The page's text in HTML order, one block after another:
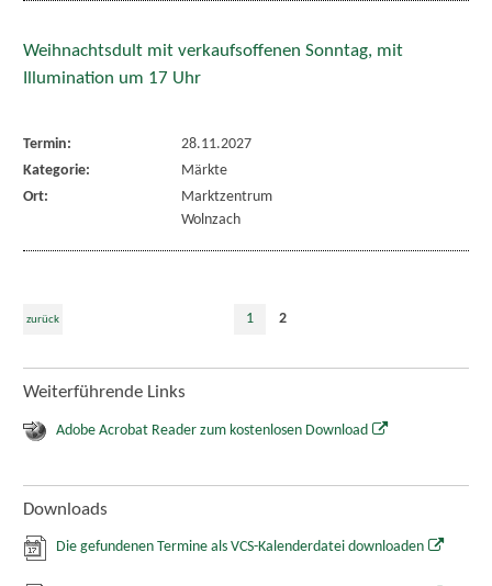
Weihnachtsdult mit verkaufsoffenen Sonntag, mit
Illumination um 17 Uhr
Termin:
28.11.2027
Kategorie:
Märkte
Ort:
Marktzentrum
Wolnzach
zurück 1 2
Weiterführende Links
Adobe Acrobat Reader zum kostenlosen Download
Downloads
Die gefundenen Termine als VCS-Kalenderdatei downloaden